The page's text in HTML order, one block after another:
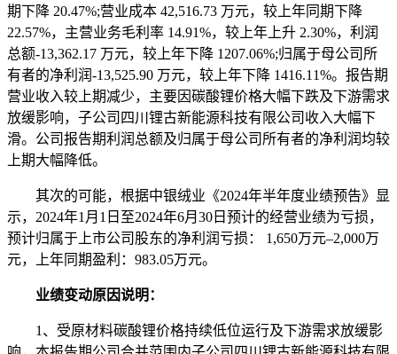
期下降 20.47%;营业成本 42,516.73 万元，较上年同期下降
22.57%，主营业务毛利率 14.91%，较上年上升 2.30%，利润
总额-13,362.17 万元，较上年下降 1207.06%;归属于母公司所
有者的净利润-13,525.90 万元，较上年下降 1416.11%。报告期
营业收入较上期减少，主要因碳酸锂价格大幅下跌及下游需求
放缓影响，子公司四川锂古新能源科技有限公司收入大幅下
滑。公司报告期利润总额及归属于母公司所有者的净利润均较
上期大幅降低。
其次的可能，根据中银绒业《2024年半年度业绩预告》显
示，2024年1月1日至2024年6月30日预计的经营业绩为亏损，
预计归属于上市公司股东的净利润亏损： 1,650万元–2,000万
元，上年同期盈利：983.05万元。
业绩变动原因说明：
1、受原材料碳酸锂价格持续低位运行及下游需求放缓影